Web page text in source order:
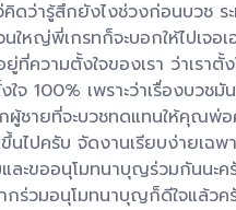
คิดว่ารู้สึกยังไงช่วงก่อนบวช ร
ใหญ่พี่เกรทก็จะบอกให้ไปเจอ
ความตั้งใจของเรา ว่าเราตั้
จ 100% เพราะว่าเรื่องบวชมั
ผู้ชายที่จะบวชทดแทนให้คุณ
นไปครับ จัดงานเรียบง่ายเฉพ
ละขออนุโมทนาบุญร่วมกันนะ
ร่วมอนุโมทนาบุญก็ดีใจแล้วค